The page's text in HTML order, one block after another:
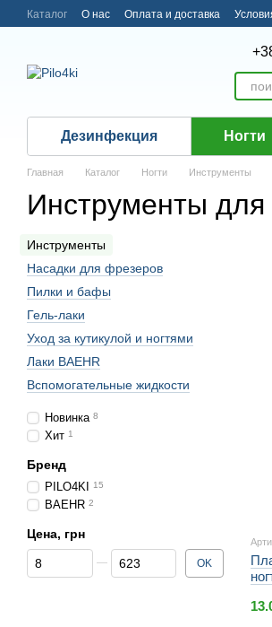
Перейти к основному контенту
Каталог О нас Оплата и доставка
Дезинфекция Ногти
Главная Каталог Ногти Инструменты
Инструменты
Инструменты
Насадки для фрезеров
Пилки и бафы
Гель-лаки
Уход за кутикулой и ногтями
Лаки BAEHR
Вспомогательные жидкости
Новинка 8
Хит 1
Бренд
PILO4KI 15
BAEHR 2
Цена, грн
От Цена, грн
До Цена, грн OK